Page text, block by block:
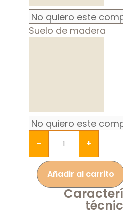
Suelo de madera
- +
Añadir al carrito